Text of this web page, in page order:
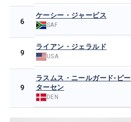
6
ケーシー・ジャービス
SAF
9
ライアン・ジェラルド
USA
9
ラスムス・ニールガード-ピー
ターセン
DEN